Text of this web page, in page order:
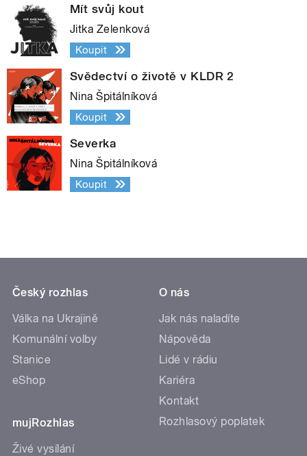
Mít svůj kout
Jitka Zelenková
Koupit
Svědectví o životě v KLDR 2
Nina Špitálníková
Koupit
Severka
Nina Špitálníková
Koupit
Český rozhlas
Válka na Ukrajině
Komunální volby
Stanice
eShop
mujRozhlas
Živé vysílání
O nás
Jak nás naladíte
Nápověda
Lidé v rádiu
Kariéra
Kontakt
Rozhlasový poplatek